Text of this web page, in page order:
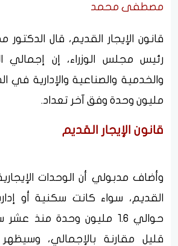
مصطفى محمد
قانون الإيجار القديم، قال
رئيس مجلس الوزراء، إن إجمالي
مليون وحدة وفق آخر تعداد.
قانون الإيجار القديم
وأضاف مدبولي أن الوحدات
القديم، سواء كانت سكنية أو
حوالي 1.6 مليون وحدة منذ
قليل مقارنة بالإجمالي،